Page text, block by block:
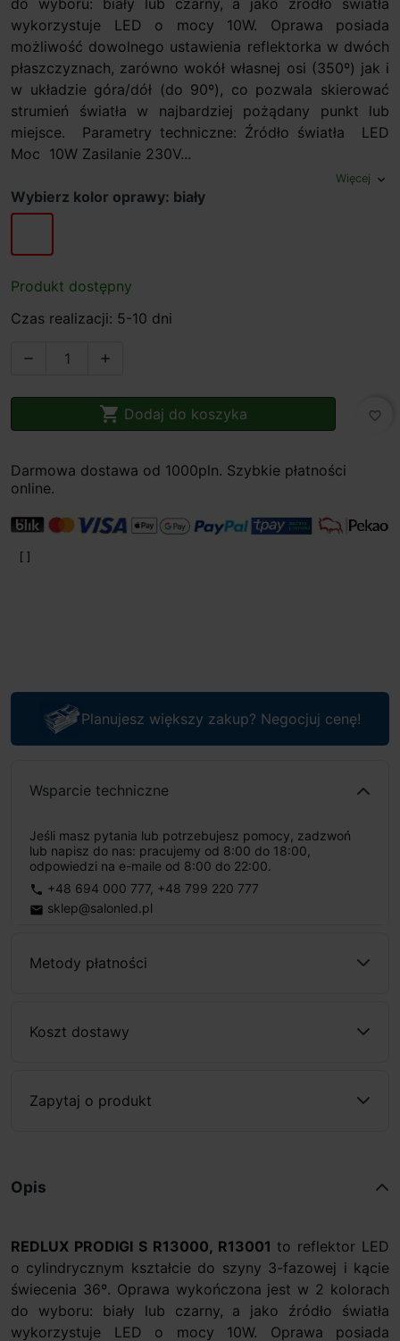
do wyboru: biały lub czarny, a jako źródło światła
wykorzystuje LED o mocy 10W. Oprawa posiada
możliwość dowolnego ustawienia reflektorka w dwóch
płaszczyznach, zarówno wokół własnej osi (350º) jak i
w układzie góra/dół (do 90º), co pozwala skierować
strumień światła w najbardziej pożądany punkt lub
miejsce. Parametry techniczne: Źródło światła LED
Moc 10W Zasilanie 230V...
Więcej expand_more
Wybierz kolor oprawy: biały
biały
Produkt dostępny
Czas realizacji: 5-10 dni
 
 Dodaj do koszyka favorite_border
Darmowa dostawa od 1000pln. Szybkie płatności
online.
Planujesz większy zakup? Negocjuj cenę!
Wsparcie techniczne
Jeśli masz pytania lub potrzebujesz pomocy, zadzwoń
lub napisz do nas: pracujemy od 8:00 do 18:00,
odpowiedzi na e-maile od 8:00 do 22:00.
phone +48 694 000 777, +48 799 220 777
email sklep@salonled.pl
Metody płatności
Koszt dostawy
Zapytaj o produkt
Opis
REDLUX PRODIGI S R13000, R13001 to reflektor LED
o cylindrycznym kształcie do szyny 3-fazowej i kącie
świecenia 36º. Oprawa wykończona jest w 2 kolorach
do wyboru: biały lub czarny, a jako źródło światła
wykorzystuje LED o mocy 10W. Oprawa posiada